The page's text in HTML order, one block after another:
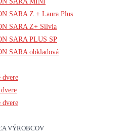
SARA Z + Laura Plus
SARA Z+ Silvia
SARA PLUS SP
SARA obkladová
dvere
dvere
VÝROBCOV